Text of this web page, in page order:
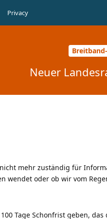
Privacy
Neuer
mehr zuständig für
wendet oder ob wir vom
Tage Schonfrist geben,